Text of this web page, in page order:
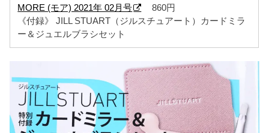
MORE (モア) 2021年 02月号
860円
《付録》 JILL STUART（ジルスチュアート）カードミラ
ー＆ジュエルブラシセット